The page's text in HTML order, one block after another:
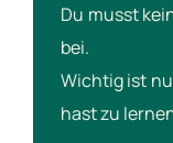
Du musst
bei.
Wichtig ist
hast zu